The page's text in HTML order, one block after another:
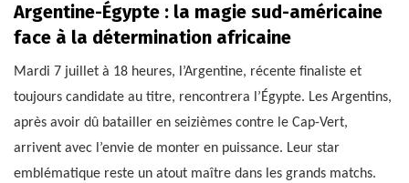
Argentine-Égypte : la magie sud-américaine
face à la détermination africaine
Mardi 7 juillet à 18 heures, l’Argentine, récente finaliste et
toujours candidate au titre, rencontrera l’Égypte. Les Argentins,
après avoir dû batailler en seizièmes contre le Cap-Vert,
arrivent avec l’envie de monter en puissance. Leur star
emblématique reste un atout maître dans les grands matchs.